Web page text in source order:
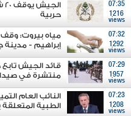
07:35
1216
views
حربية
07:32
1292
views
مياه بيروت: وقف
إبراهيم - مدينة
07:29
1957
views
قائد الجيش
منتشرة في
07:23
1208
views
النائب العام
الطبية